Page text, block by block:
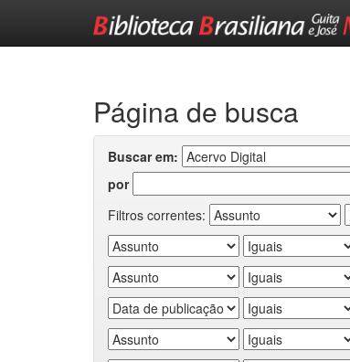
Página de busca
Buscar em:
por
Filtros correntes: